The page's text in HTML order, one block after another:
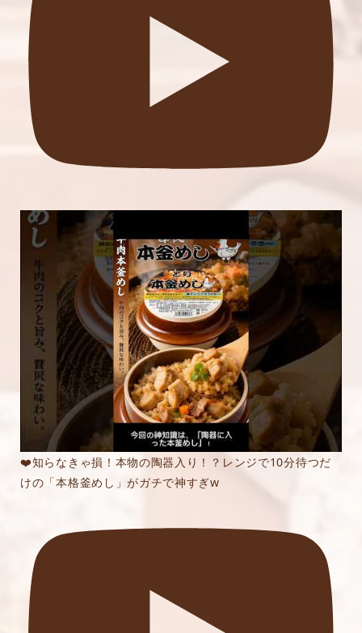
❤️知らなきゃ損！本物の陶器入り！？レンジで10分待つだ
けの「本格釜めし」がガチで神すぎw